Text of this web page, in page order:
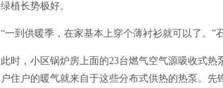
绿植长势极好。
“一到供暖季，在家基本上穿个薄衬衫就可以了。
此时，小区锅炉房上面的23台燃气空气源吸收式
户住户的暖气就来自于这些分布式供热的热泵。